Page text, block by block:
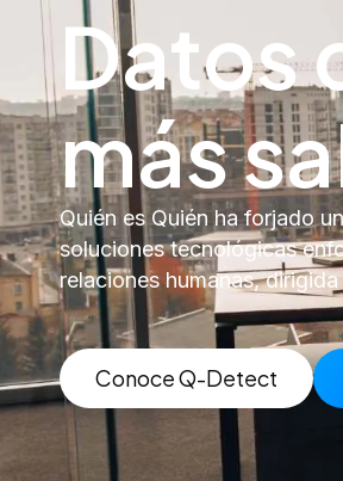
Datos
más
Quién es Quién ha forjado
soluciones tecnológicas
relaciones humanas,
Conoce Q-Detect